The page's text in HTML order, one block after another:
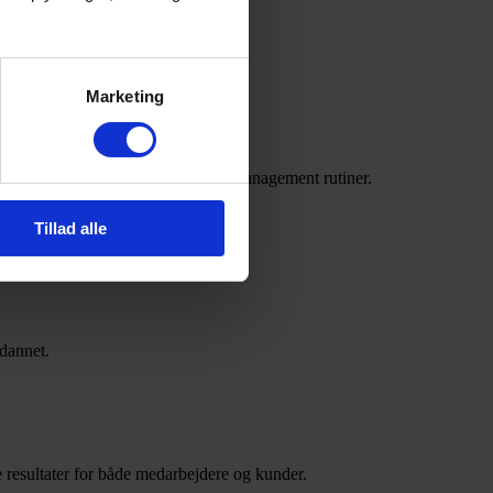
Marketing
Tillad alle
vidensdeling- og Knowledge Management rutiner.
anvendelse er klarlagt.
for både medarbejdere og kunder.